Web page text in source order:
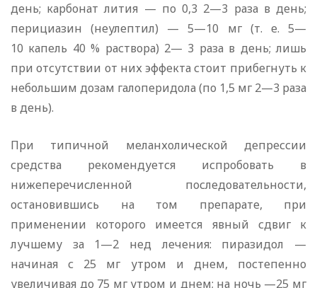
день; карбонат лития — по 0,3 2—3 раза в день;
перициазин (неулептил) — 5—10 мг (т. е. 5—
10 капель 40 % раствора) 2— 3 раза в день; лишь
при отсутствии от них эффекта стоит прибегнуть к
небольшим дозам галоперидола (по 1,5 мг 2—3 раза
в день).
При типичной меланхолической депрессии
средства рекомендуется испробовать в
нижеперечисленной последовательности,
остановившись на том препарате, при
применении которого имеется явный сдвиг к
лучшему за 1—2 нед лечения: пиразидол —
начиная с 25 мг утром и днем, постепенно
увеличивая до 75 мг утром и днем; на ночь —25 мг